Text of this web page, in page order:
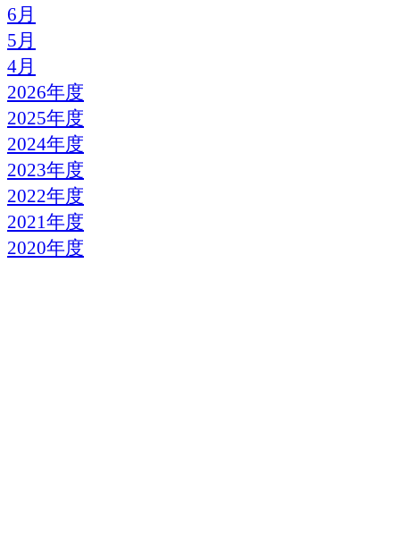
6月
5月
4月
2026年度
2025年度
2024年度
2023年度
2022年度
2021年度
2020年度